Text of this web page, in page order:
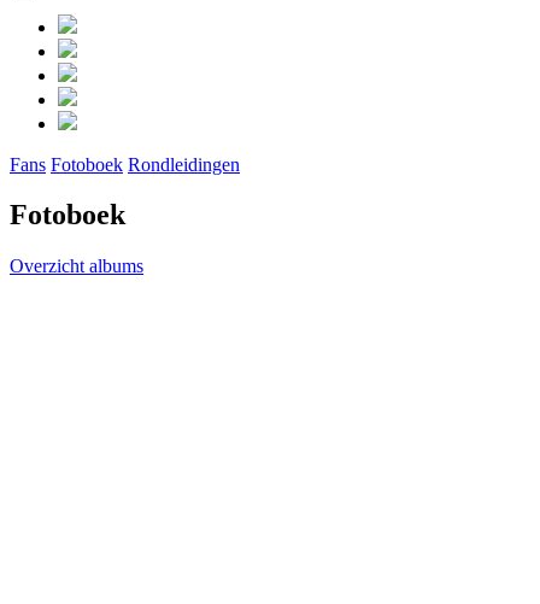
Fans Fotoboek Rondleidingen
Fotoboek
Overzicht albums